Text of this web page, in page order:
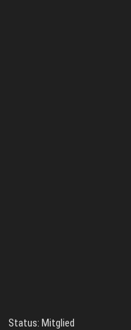
Status: Mitglied